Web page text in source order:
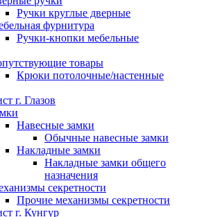
Ручки круглые дверные
фурнитура
Ручки-кнопки мебельные
товары
Крюки потолочные/настенные
г. Глазов
Навесные замки
Обычные навесные замки
Накладные замки
Накладные замки общего
назначения
секретности
Прочие механизмы секретности
г. Кунгур